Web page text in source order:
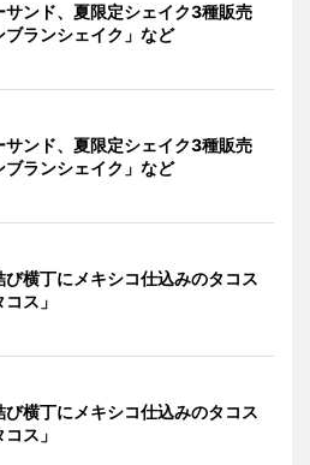
サンド、夏限定シェイク3種販売
ランシェイク」など
サンド、夏限定シェイク3種販売
ランシェイク」など
び横丁にメキシコ仕込みのタコス
ス」
び横丁にメキシコ仕込みのタコス
ス」